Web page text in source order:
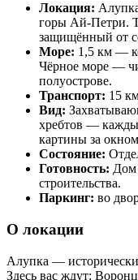
Локация:
горы Ай-Петри.
защищённый от
Море: 1,5 км —
Чёрное море —
полуострове.
Транспорт: 15
Вид:
хребтов —
картины за
Состояние:
Готовность: Дом
строительства.
Паркинг: во
О локации
Алупка —
Здесь вас ждут: